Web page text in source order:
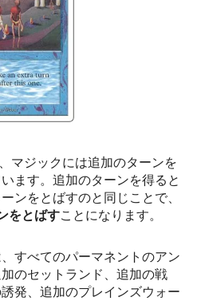
マジックには追加のターンを
ます。追加のターンを得ると
ンをとばすのと同じことで、
をとばすことになります。
すべてのパーマネントのアン
のセットランド、追加の戦
発、追加のプレインズウォー